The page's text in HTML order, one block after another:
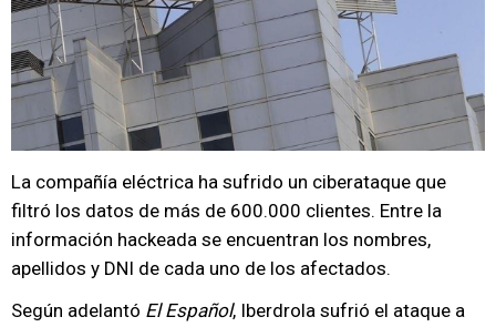
La compañía eléctrica ha sufrido un ciberataque que
filtró los datos de más de 600.000 clientes. Entre la
información hackeada se encuentran los nombres,
apellidos y DNI de cada uno de los afectados.
Según adelantó El Español, Iberdrola sufrió el ataque a